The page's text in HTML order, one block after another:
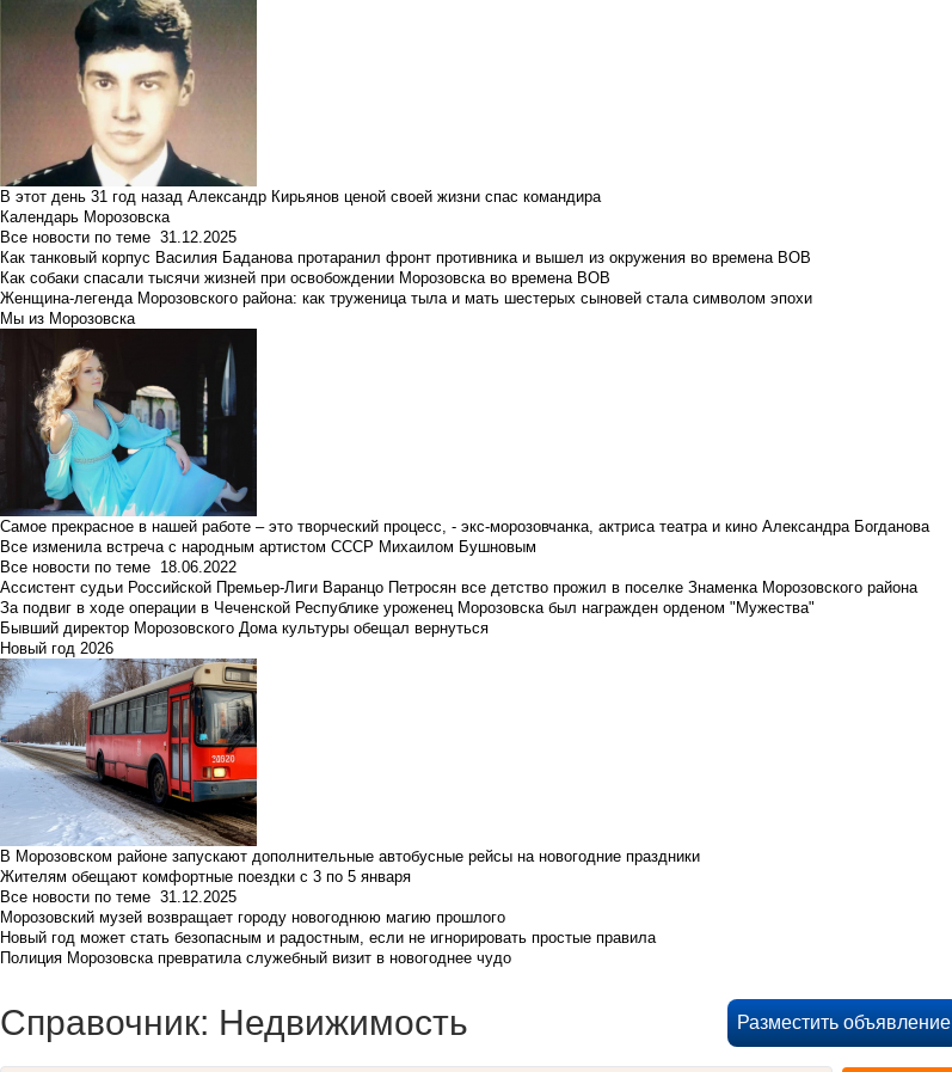
В этот день 31 год назад Александр Кирьянов ценой своей жизни спас командира
Календарь Морозовска
Все новости по теме 31.12.2025
Как танковый корпус Василия Баданова протаранил фронт противника и вышел из окружения во времена ВОВ
Как собаки спасали тысячи жизней при освобождении Морозовска во времена ВОВ
Женщина-легенда Морозовского района: как труженица тыла и мать шестерых сыновей стала символом эпохи
Мы из Морозовска
Самое прекрасное в нашей работе – это творческий процесс, - экс-морозовчанка, актриса театра и кино Александра Богданова
Все изменила встреча с народным артистом СССР Михаилом Бушновым
Все новости по теме 18.06.2022
Ассистент судьи Российской Премьер-Лиги Варанцо Петросян все детство прожил в поселке Знаменка Морозовского района
За подвиг в ходе операции в Чеченской Республике уроженец Морозовска был награжден орденом "Мужества"
Бывший директор Морозовского Дома культуры обещал вернуться
Новый год 2026
В Морозовском районе запускают дополнительные автобусные рейсы на новогодние праздники
Жителям обещают комфортные поездки с 3 по 5 января
Все новости по теме 31.12.2025
Морозовский музей возвращает городу новогоднюю магию прошлого
Новый год может стать безопасным и радостным, если не игнорировать простые правила
Полиция Морозовска превратила служебный визит в новогоднее чудо
Справочник: Недвижимость Разместить объявление